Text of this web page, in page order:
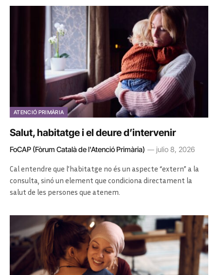
ATENCIÓ PRIMÀRIA
Salut, habitatge i el deure d’intervenir
FoCAP (Fòrum Català de l'Atenció Primària) julio 8, 2026
Cal entendre que l’habitatge no és un aspecte “extern” a la
consulta, sinó un element que condiciona directament la
salut de les persones que atenem.